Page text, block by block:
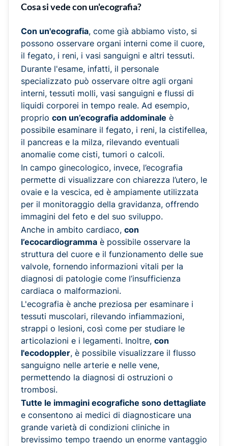
Cosa si vede con un'ecografia?
Con un'ecografia, come già abbiamo visto, si
possono osservare organi interni come il cuore,
il fegato, i reni, i vasi sanguigni e altri tessuti.
Durante l'esame, infatti, il personale
specializzato può osservare oltre agli organi
interni, tessuti molli, vasi sanguigni e flussi di
liquidi corporei in tempo reale. Ad esempio,
proprio con un’ecografia addominale è
possibile esaminare il fegato, i reni, la cistifellea,
il pancreas e la milza, rilevando eventuali
anomalie come cisti, tumori o calcoli.
In campo ginecologico, invece, l’ecografia
permette di visualizzare con chiarezza l’utero, le
ovaie e la vescica, ed è ampiamente utilizzata
per il monitoraggio della gravidanza, offrendo
immagini del feto e del suo sviluppo.
Anche in ambito cardiaco, con
l’ecocardiogramma è possibile osservare la
struttura del cuore e il funzionamento delle sue
valvole, fornendo informazioni vitali per la
diagnosi di patologie come l’insufficienza
cardiaca o malformazioni.
L'ecografia è anche preziosa per esaminare i
tessuti muscolari, rilevando infiammazioni,
strappi o lesioni, così come per studiare le
articolazioni e i legamenti. Inoltre, con
l'ecodoppler, è possibile visualizzare il flusso
sanguigno nelle arterie e nelle vene,
permettendo la diagnosi di ostruzioni o
trombosi.
Tutte le immagini ecografiche sono dettagliate
e consentono ai medici di diagnosticare una
grande varietà di condizioni cliniche in
brevissimo tempo traendo un enorme vantaggio